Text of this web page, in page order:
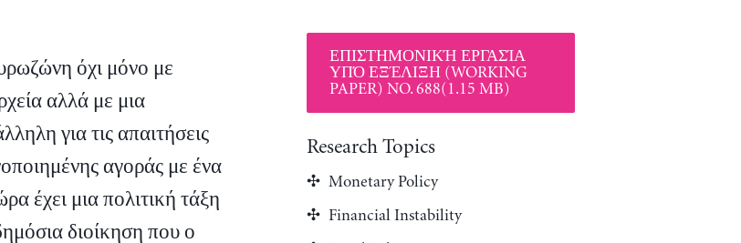
όχι μόνο με
αλλά με μια
για τις απαιτήσεις
αγοράς με ένα
έχει μια πολιτική τάξη
διοίκηση που ο
ΕΠΙΣΤΗΜΟΝΙΚΉ ΕΡΓΑΣΊΑ
ΥΠΌ ΕΞΈΛΙΞΗ (WORKING
PAPER) NO. 688(1.15 MB)
Research Topics
Monetary Policy
Financial Instability